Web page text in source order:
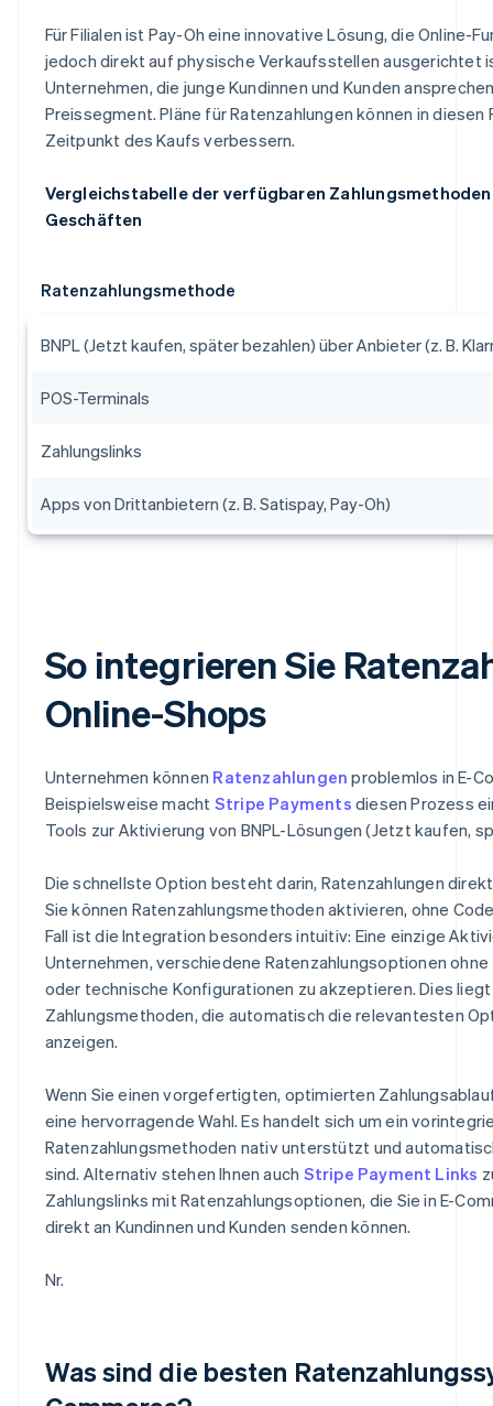
Für Filialen ist Pay-Oh eine innovative Lösung, die Online-
jedoch direkt auf physische Verkaufsstellen ausgerichtet
Unternehmen, die junge Kundinnen und Kunden
Preissegment. Pläne für Ratenzahlungen können in
Zeitpunkt des Kaufs verbessern.
Vergleichstabelle der verfügbaren
Geschäften
Ratenzahlungsmethode
BNPL (Jetzt kaufen, später bezahlen) über Anbieter (z. B.
POS-Terminals
Zahlungslinks
Apps von Drittanbietern (z. B. Satispay, Pay-Oh)
So integrieren Sie
Online-Shops
Unternehmen können Ratenzahlungen problemlos in E-
Beispielsweise macht Stripe Payments diesen Prozess
Tools zur Aktivierung von BNPL-Lösungen (Jetzt kaufen,
Die schnellste Option besteht darin, Ratenzahlungen
Sie können Ratenzahlungsmethoden aktivieren, ohne
Fall ist die Integration besonders intuitiv: Eine einzige
Unternehmen, verschiedene Ratenzahlungsoptionen
oder technische Konfigurationen zu akzeptieren. Dies
Zahlungsmethoden, die automatisch die relevantesten
anzeigen.
Wenn Sie einen vorgefertigten, optimierten
eine hervorragende Wahl. Es handelt sich um ein
Ratenzahlungsmethoden nativ unterstützt und
sind. Alternativ stehen Ihnen auch Stripe Payment Links
Zahlungslinks mit Ratenzahlungsoptionen, die Sie in E-
direkt an Kundinnen und Kunden senden können.
Nr.
Was sind die besten